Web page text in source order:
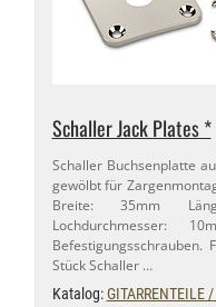
Schaller Jack Plates *
Schaller Buchsenplatte
gewölbt für
Breite: 35mm
Lochdurchmesser:
Befestigungsschrauben.
Stück Schaller …
Katalog:GITARRENTEILE